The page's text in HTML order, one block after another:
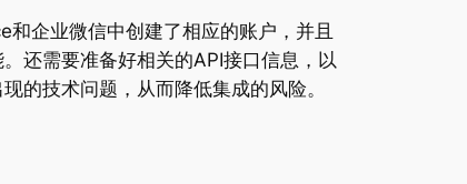
企业微信中创建了相应的账户，并且
还需要准备好相关的API接口信息，以
的技术问题，从而降低集成的风险。